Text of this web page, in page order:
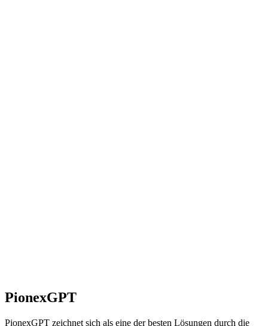
PionexGPT
PionexGPT zeichnet sich als eine der besten Lösungen durch die